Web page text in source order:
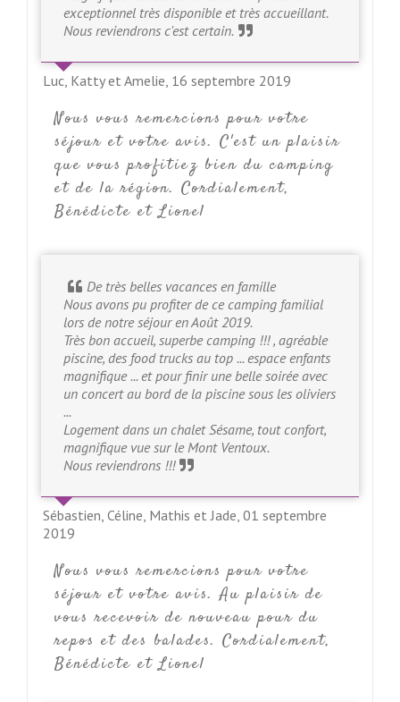
exceptionnel très disponible et très accueillant.
Nous reviendrons c'est certain.
Luc, Katty et Amelie, 16 septembre 2019
Nous vous remercions pour votre
séjour et votre avis. C'est un plaisir
que vous profitiez bien du camping
et de la région. Cordialement,
Bénédicte et Lionel
De très belles vacances en famille
Nous avons pu profiter de ce camping familial
lors de notre séjour en Août 2019.
Très bon accueil, superbe camping !!! , agréable
piscine, des food trucks au top ... espace enfants
magnifique ... et pour finir une belle soirée avec
un concert au bord de la piscine sous les oliviers
...
Logement dans un chalet Sésame, tout confort,
magnifique vue sur le Mont Ventoux.
Nous reviendrons !!!
Sébastien, Céline, Mathis et Jade, 01 septembre
2019
Nous vous remercions pour votre
séjour et votre avis. Au plaisir de
vous recevoir de nouveau pour du
repos et des balades. Cordialement,
Bénédicte et Lionel